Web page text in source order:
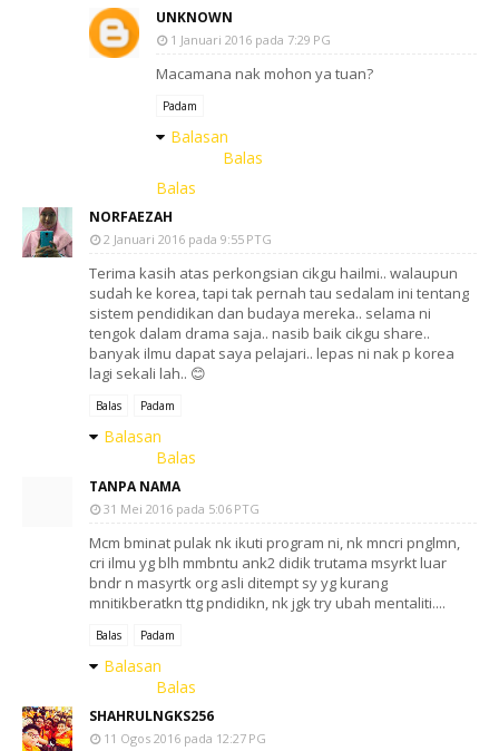
UNKNOWN
1 Januari 2016 pada 7:29 PG
Macamana nak mohon ya tuan?
Padam
Balasan
Balas
Balas
NORFAEZAH
2 Januari 2016 pada 9:55 PTG
Terima kasih atas perkongsian cikgu hailmi.. walaupun
sudah ke korea, tapi tak pernah tau sedalam ini tentang
sistem pendidikan dan budaya mereka.. selama ni
tengok dalam drama saja.. nasib baik cikgu share..
banyak ilmu dapat saya pelajari.. lepas ni nak p korea
lagi sekali lah.. 😊
Balas Padam
Balasan
Balas
TANPA NAMA
31 Mei 2016 pada 5:06 PTG
Mcm bminat pulak nk ikuti program ni, nk mncri pnglmn,
cri ilmu yg blh mmbntu ank2 didik trutama msyrkt luar
bndr n masyrtk org asli ditempt sy yg kurang
mnitikberatkn ttg pndidikn, nk jgk try ubah mentaliti....
Balas Padam
Balasan
Balas
SHAHRULNGKS256
11 Ogos 2016 pada 12:27 PG